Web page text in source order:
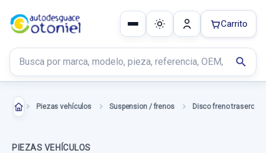
Buscar productos
search
Carrito
Piezas vehículos Suspension / frenos Disco freno trasero
PIEZAS VEHÍCULOS